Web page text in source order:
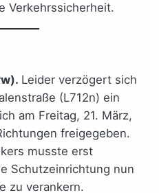
Verkehrssicherheit.
Leider verzögert sich
(L712n) ein
am Freitag, 21. März,
freigegeben.
musste erst
Schutzeinrichtung nun
zu verankern.